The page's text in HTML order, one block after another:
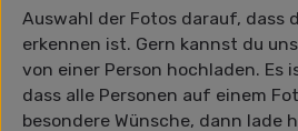
Auswahl der Fotos darauf, dass
erkennen ist. Gern kannst du
von einer Person hochladen. Es
dass alle Personen auf einem
besondere Wünsche, dann lade